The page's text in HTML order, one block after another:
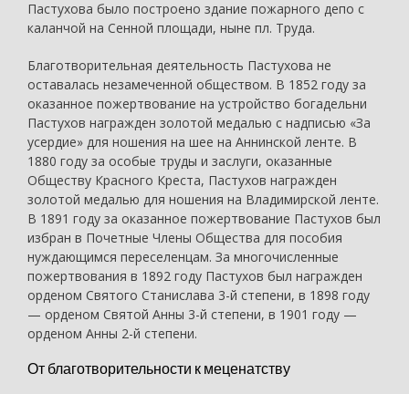
Пастухова было построено здание пожарного депо с
каланчой на Сенной площади, ныне пл. Труда.
Благотворительная деятельность Пастухова не
оставалась незамеченной обществом. В 1852 году за
оказанное пожертвование на устройство богадельни
Пастухов награжден золотой медалью с надписью «За
усердие» для ношения на шее на Аннинской ленте. В
1880 году за особые труды и заслуги, оказанные
Обществу Красного Креста, Пастухов награжден
золотой медалью для ношения на Владимирской ленте.
В 1891 году за оказанное пожертвование Пастухов был
избран в Почетные Члены Общества для пособия
нуждающимся переселенцам. За многочисленные
пожертвования в 1892 году Пастухов был награжден
орденом Святого Станислава 3-й степени, в 1898 году
— орденом Святой Анны 3-й степени, в 1901 году —
орденом Анны 2-й степени.
От благотворительности к меценатству